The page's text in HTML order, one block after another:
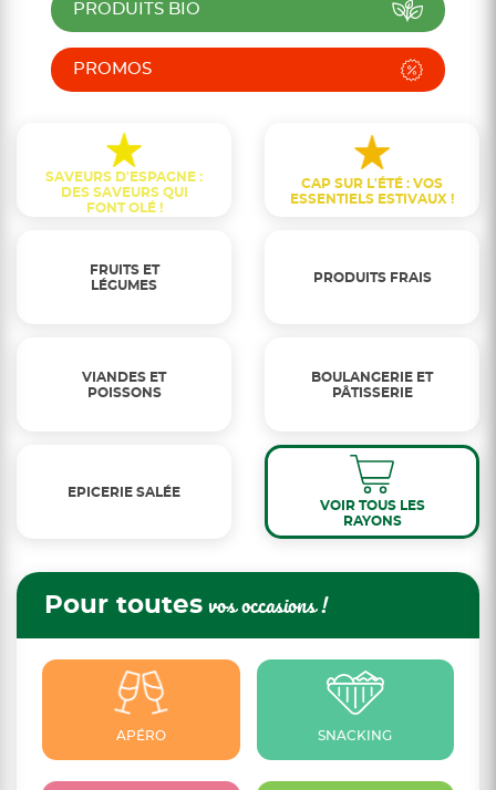
PRODUITS BIO
PROMOS
SAVEURS D'ESPAGNE :
DES SAVEURS QUI
FONT OLÉ !
CAP SUR L'ÉTÉ : VOS
ESSENTIELS ESTIVAUX !
FRUITS ET
LÉGUMES
PRODUITS FRAIS
VIANDES ET
POISSONS
BOULANGERIE ET
PÂTISSERIE
EPICERIE SALÉE
VOIR TOUS LES
RAYONS
Pour toutes vos occasions !
APÉRO SNACKING